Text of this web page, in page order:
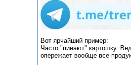
Вот ярчайший пример:
Часто "пинают" картошку.
опережает вообще все